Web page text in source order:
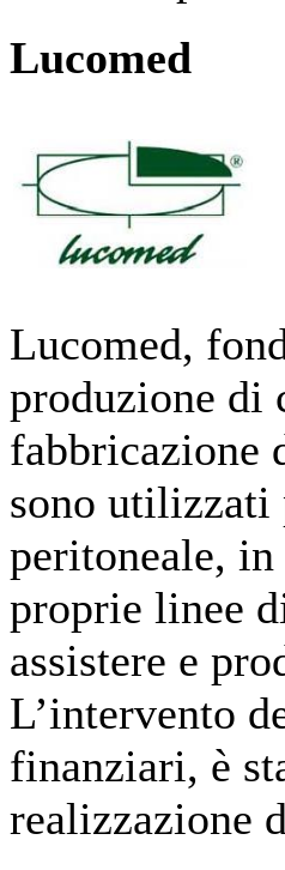
Lucomed
Lucomed,
produzione di
fabbricazione
sono utilizzati
peritoneale,
proprie linee
assistere e
L’intervento
finanziari, è
realizzazione